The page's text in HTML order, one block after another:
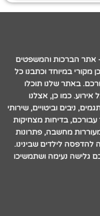
אתר הברכות והמשפטים
מקורי במיוחד וכתבנו כל
באתר שלנו תוכלו
כמו כן, אצלנו
ניבים וביטויים, שירותי
עבורכם, בדיחות מצחיקות
מחשבה, פתרונות
לילדים שבינינו.
גלישה נעימה ושתמשיכו